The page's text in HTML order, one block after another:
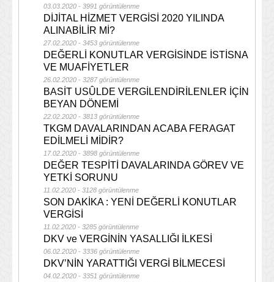
03.03.2020 - 3991 görüntülenme
DİJİTAL HİZMET VERGİSİ 2020 YILINDA
ALINABİLİR Mİ?
27.02.2020 - 3453 görüntülenme
DEĞERLİ KONUTLAR VERGİSİNDE İSTİSNA
VE MUAFİYETLER
26.02.2020 - 3287 görüntülenme
BASİT USÛLDE VERGİLENDİRİLENLER İÇİN
BEYAN DÖNEMİ
22.02.2020 - 3813 görüntülenme
TKGM DAVALARINDAN ACABA FERAGAT
EDİLMELİ MİDİR?
17.02.2020 - 3898 görüntülenme
DEĞER TESPİTİ DAVALARINDA GÖREV VE
YETKİ SORUNU
11.02.2020 - 3128 görüntülenme
SON DAKİKA : YENİ DEĞERLİ KONUTLAR
VERGİSİ
11.02.2020 - 3285 görüntülenme
DKV ve VERGİNİN YASALLIĞI İLKESİ
06.02.2020 - 3336 görüntülenme
DKV’NİN YARATTIĞI VERGİ BİLMECESİ
04.02.2020 - 3351 görüntülenme